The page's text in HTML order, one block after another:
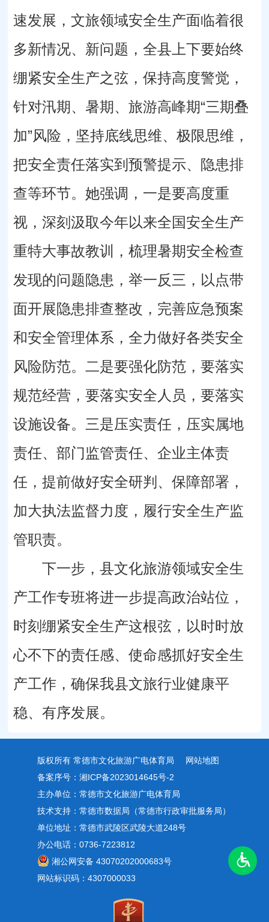
速发展，文旅领域安全生产面临着很
多新情况、新问题，全县上下要始终
绷紧安全生产之弦，保持高度警觉，
针对汛期、暑期、旅游高峰期“三期叠
加”风险，坚持底线思维、极限思维，
把安全责任落实到预警提示、隐患排
查等环节。她强调，一是要高度重
视，深刻汲取今年以来全国安全生产
重特大事故教训，梳理暑期安全检查
发现的问题隐患，举一反三，以点带
面开展隐患排查整改，完善应急预案
和安全管理体系，全力做好各类安全
风险防范。二是要强化防范，要落实
规范经营，要落实安全人员，要落实
设施设备。三是压实责任，压实属地
责任、部门监管责任、企业主体责
任，提前做好安全研判、保障部署，
加大执法监督力度，履行安全生产监
管职责。
下一步，县文化旅游领域安全生
产工作专班将进一步提高政治站位，
时刻绷紧安全生产这根弦，以时时放
心不下的责任感、使命感抓好安全生
产工作，确保我县文旅行业健康平
稳、有序发展。
版权所有 常德市文化旅游广电体育局
网站地图
备案序号：湘ICP备2023014645号-2
主办单位：常德市文化旅游广电体育局
技术支持：常德市数据局（常德市行政审批服务局）
单位地址：常德市武陵区武陵大道248号
办公电话：0736-7223812
湘公网安备 43070202000683号
网站标识码：4307000033